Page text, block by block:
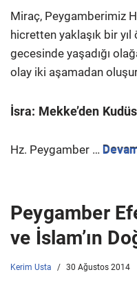
Miraç, Peygamberimiz
hicretten yaklaşık bir yıl
gecesinde yaşadığı
olay iki aşamadan
İsra: Mekke’den
Hz. Peygamber …
Peygamber
ve İslam’ın
Kerim Usta 30 Ağustos 2014